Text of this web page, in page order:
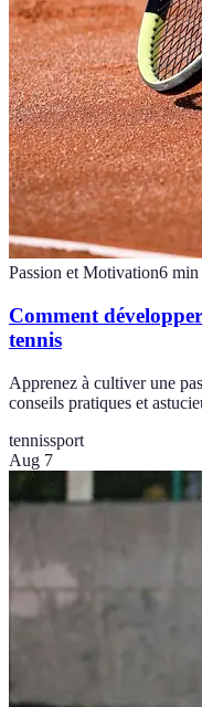
Passion et Motivation6 min
Comment
tennis
Apprenez à cultiver une
conseils pratiques et
tennissport
Aug 7